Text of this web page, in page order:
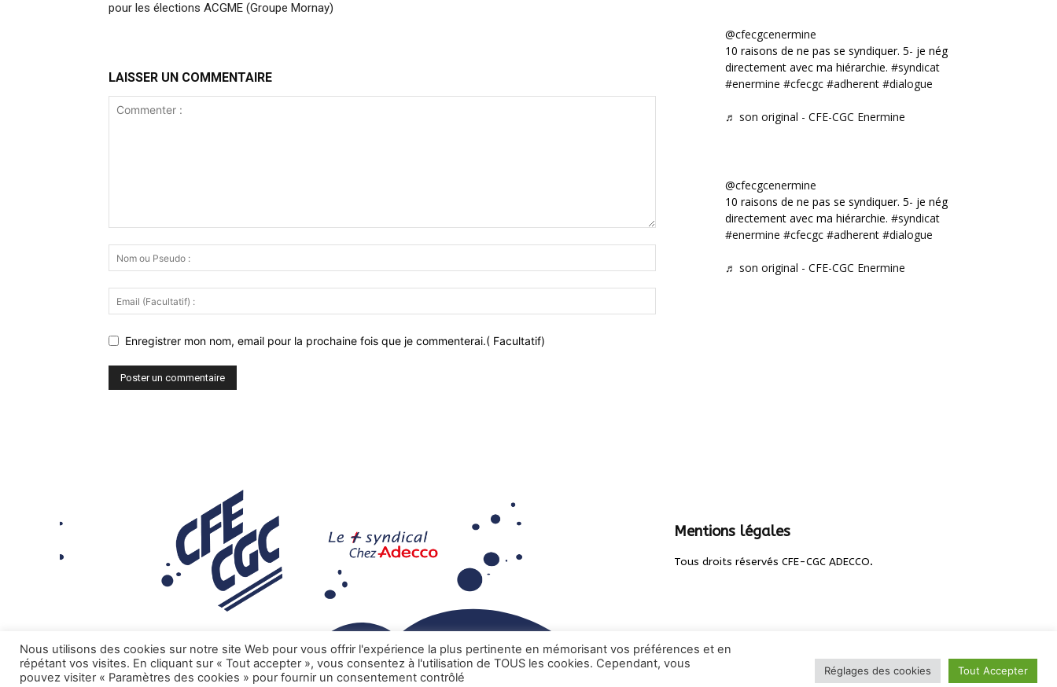
pour les élections ACGME (Groupe Mornay)
LAISSER UN COMMENTAIRE
Enregistrer mon nom, email pour la prochaine fois que je commenterai.( Facultatif)
@cfecgcenermine
10 raisons de ne pas se syndiquer. 5- je négocie
directement avec ma hiérarchie. #syndicat
#enermine #cfecgc #adherent #dialogue
♬ son original - CFE-CGC Enermine
@cfecgcenermine
10 raisons de ne pas se syndiquer. 5- je négocie
directement avec ma hiérarchie. #syndicat
#enermine #cfecgc #adherent #dialogue
♬ son original - CFE-CGC Enermine
Mentions légales
Tous droits réservés CFE-CGC ADECCO.
Nous utilisons des cookies sur notre site Web pour vous offrir l'expérience la plus pertinente en mémorisant vos préférences et en
répétant vos visites. En cliquant sur « Tout accepter », vous consentez à l'utilisation de TOUS les cookies. Cependant, vous
pouvez visiter « Paramètres des cookies » pour fournir un consentement contrôlé
Réglages des cookies Tout Accepter